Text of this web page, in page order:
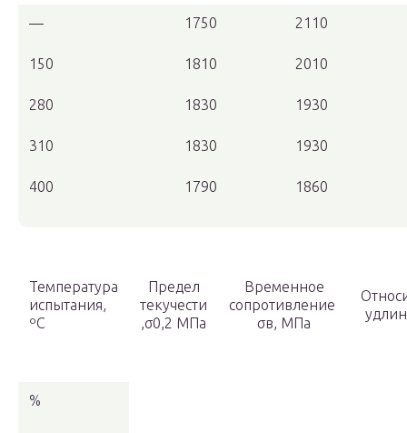
—
150
280
310
400
1750
1810
1830
1830
1790
2110
2010
1930
1930
1860
Температура
испытания,
ºС
Предел
текучести
,σ0,2 МПа
Временное
сопротивление
σв, МПа
%